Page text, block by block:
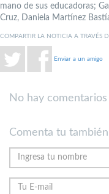
mano de sus educadoras;
Cruz, Daniela Martínez
COMPARTIR LA NOTICIA A TRAVÉS
Enviar a un amigo
No hay comentarios
Comenta tu también